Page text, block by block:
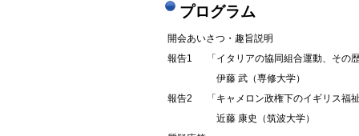
プログラム
開会あいさつ・趣旨説明
報告1
「イタリアの協同組合運動、その
伊藤 武（専修大学）
報告2
「キャメロン政権下のイギリス
近藤 康史（筑波大学）